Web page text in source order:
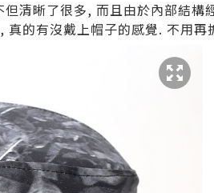
清晰了很多, 而且由於內部結構
的有沒戴上帽子的感覺. 不用再